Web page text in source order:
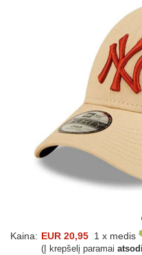
Kaina: EUR 20,95 1 x medis
(Į krepšelį paramai